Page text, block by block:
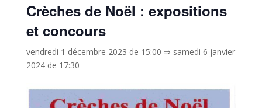
Crèches de Noël : expositions
et concours
vendredi 1 décembre 2023 de 15:00 ⇒ samedi 6 janvier
2024 de 17:30